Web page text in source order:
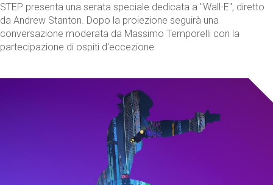
STEP presenta una serata speciale dedicata a "Wall-E", diretto
da Andrew Stanton. Dopo la proiezione seguirà una
conversazione moderata da Massimo Temporelli con la
partecipazione di ospiti d'eccezione.